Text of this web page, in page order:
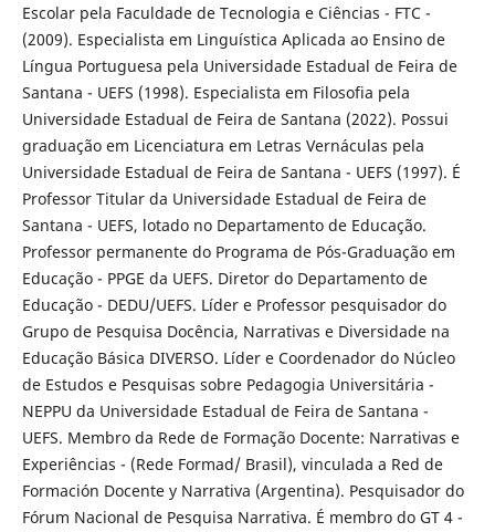
Escolar pela Faculdade de Tecnologia e Ciências - FTC -
(2009). Especialista em Linguística Aplicada ao Ensino de
Língua Portuguesa pela Universidade Estadual de Feira de
Santana - UEFS (1998). Especialista em Filosofia pela
Universidade Estadual de Feira de Santana (2022). Possui
graduação em Licenciatura em Letras Vernáculas pela
Universidade Estadual de Feira de Santana - UEFS (1997). É
Professor Titular da Universidade Estadual de Feira de
Santana - UEFS, lotado no Departamento de Educação.
Professor permanente do Programa de Pós-Graduação em
Educação - PPGE da UEFS. Diretor do Departamento de
Educação - DEDU/UEFS. Líder e Professor pesquisador do
Grupo de Pesquisa Docência, Narrativas e Diversidade na
Educação Básica DIVERSO. Líder e Coordenador do Núcleo
de Estudos e Pesquisas sobre Pedagogia Universitária -
NEPPU da Universidade Estadual de Feira de Santana -
UEFS. Membro da Rede de Formação Docente: Narrativas e
Experiências - (Rede Formad/ Brasil), vinculada a Red de
Formación Docente y Narrativa (Argentina). Pesquisador do
Fórum Nacional de Pesquisa Narrativa. É membro do GT 4 -